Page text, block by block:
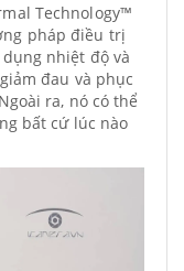
Technology™
pháp điều trị
nhiệt độ và
đau và phục
ra, nó có thể
bất cứ lúc nào